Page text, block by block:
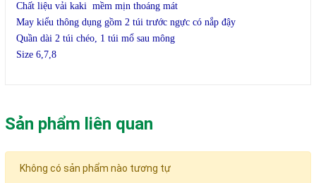
Chất liệu vải kaki mềm mịn thoáng mát
May kiểu thông dụng gồm 2 túi trước ngực có nắp đậy
Quần dài 2 túi chéo, 1 túi mổ sau mông
Size 6,7,8
Sản phẩm liên quan
Không có sản phẩm nào tương tự